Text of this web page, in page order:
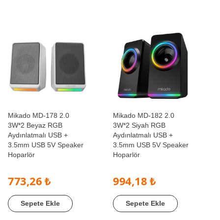
Mikado MD-178 2.0
3W*2 Beyaz RGB
Aydınlatmalı USB +
3.5mm USB 5V Speaker
Hoparlör
773,26 ₺
Sepete Ekle
Mikado MD-182 2.0
3W*2 Siyah RGB
Aydınlatmalı USB +
3.5mm USB 5V Speaker
Hoparlör
994,18 ₺
Sepete Ekle